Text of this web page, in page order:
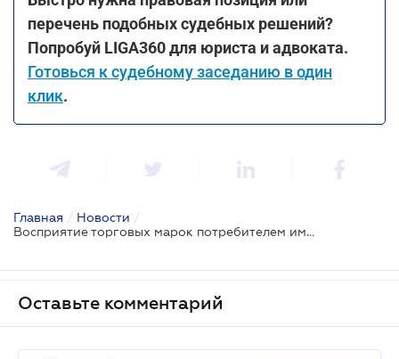
перечень подобных судебных решений?
Попробуй LIGA360 для юриста и адвоката.
Готовься к судебному заседанию в один
клик.
Главная / Новости /
Восприятие торговых марок потребителем имеет решающую роль в их сравнении - Верховный Суд
Оставьте комментарий